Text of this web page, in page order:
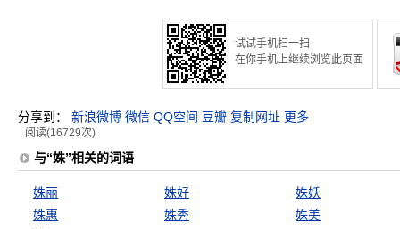
试试手机扫一扫
在你手机上继续浏览此页面
分享到： 新浪微博 微信 QQ空间 豆瓣 复制网址 更多
阅读(16729次)
与“姝”相关的词语
姝丽 姝好
姝妖
姝惠
姝秀
姝美